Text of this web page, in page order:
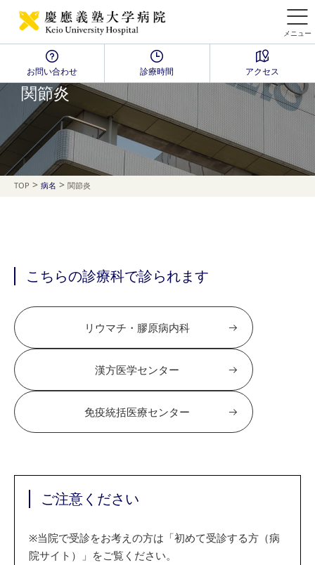
メニュー
お問い合わせ 診療時間 アクセス
Disease Name Search
関節炎
TOP > 病名 > 関節炎
こちらの診療科で診られます
リウマチ・膠原病内科
漢方医学センター
免疫統括医療センター
ご注意ください
※当院で受診をお考えの方は「初めて受診する方（病
院サイト）」をご覧ください。